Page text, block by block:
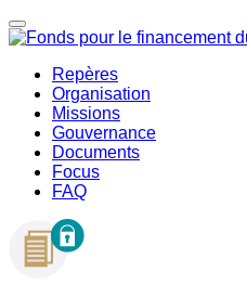
Repères
Organisation
Missions
Gouvernance
Documents
Focus
FAQ